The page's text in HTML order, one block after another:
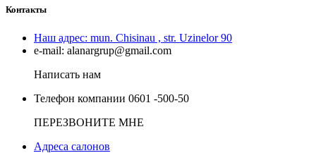
Контакты
Наш адрес: mun. Chisinau , str. Uzinelor 90
e-mail: alanargrup@gmail.com
Написать нам
Телефон компании 0601 -500-50
ПЕРЕЗВОНИТЕ МНЕ
Адреса салонов